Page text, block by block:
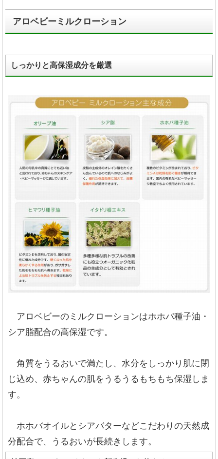
アロベビーミルクローション
しっかりと高保湿成分を厳選
アロベビーのミルクローションはホホバ種子油・
シア脂配合の高保湿です。
角質をうるおいで満たし、水分をしっかり肌に閉
じ込め、赤ちゃんの肌をうるうるもちもち保湿しま
す。
ホホバオイルとシアバターなどこだわりの天然成
分配合で、うるおいが長続きします。